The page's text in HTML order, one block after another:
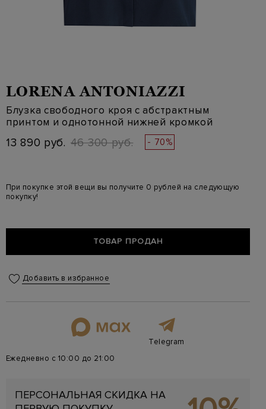
LORENA ANTONIAZZI
Блузка свободного кроя с абстрактным
принтом и однотонной нижней кромкой
13 890 руб. 46 300 руб. - 70%
При покупке этой вещи вы получите 0 рублей на следующую
покупку!
ТОВАР ПРОДАН
Добавить в избранное
Telegram
Ежедневно с 10:00 до 21:00
ПЕРСОНАЛЬНАЯ СКИДКА НА